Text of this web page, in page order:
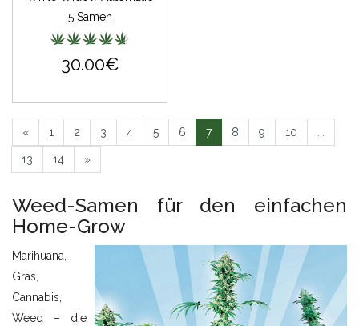
5 Samen
30.00€
« 1 2 3 4 5 6 7 8 9 10
13 14 »
Weed-Samen für den einfachen
Home-Grow
Marihuana,
Gras,
Cannabis,
Weed – die